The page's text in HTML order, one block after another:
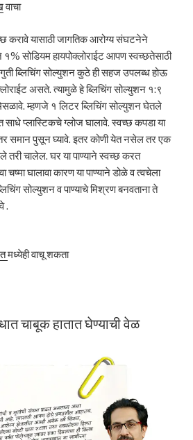
वाचा
यासाठी जागतिक आरोग्य संघटनेने
सोडियम हायपोक्लोराईट आपण स्वच्छतेसाठी
ब्लिचिंग सोल्युशन कुठे ही सहज उपलब्ध होऊ
असते. त्यामुळे हे ब्लिचिंग सोल्युशन १:९
म्हणजे १ लिटर ब्लिचिंग सोल्युशन घेतले
साधे प्लास्टिकचे ग्लोज घालावे. स्वच्छ कपडा या
समान पुसून घ्यावे. इतर कोणी येत नसेल तर एक
तरी चालेल. घर या पाण्याने स्वच्छ करत
चष्मा घालावा कारण या पाण्याने डोळे व त्वचेला
सोल्युशन व पाण्याचे मिश्रण बनवताना ते
.
मध्येही वाचू शकता
चाबूक हातात घेण्याची वेळ